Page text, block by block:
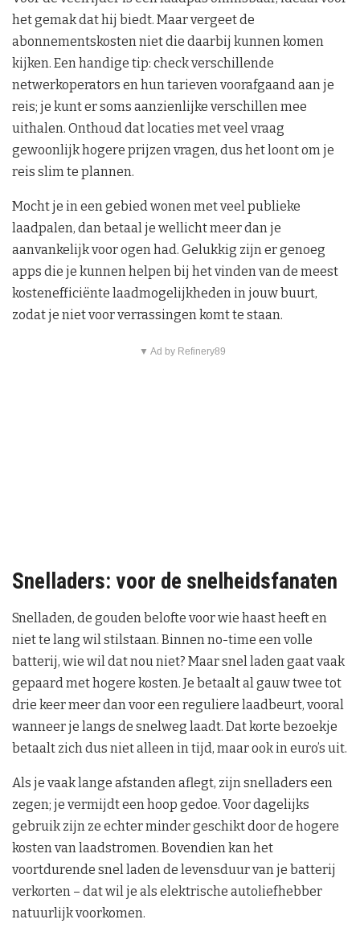
het gemak dat hij biedt. Maar vergeet de
abonnementskosten niet die daarbij kunnen komen
kijken. Een handige tip: check verschillende
netwerkoperators en hun tarieven voorafgaand aan je
reis; je kunt er soms aanzienlijke verschillen mee
uithalen. Onthoud dat locaties met veel vraag
gewoonlijk hogere prijzen vragen, dus het loont om je
reis slim te plannen.
Mocht je in een gebied wonen met veel publieke
laadpalen, dan betaal je wellicht meer dan je
aanvankelijk voor ogen had. Gelukkig zijn er genoeg
apps die je kunnen helpen bij het vinden van de meest
kostenefficiënte laadmogelijkheden in jouw buurt,
zodat je niet voor verrassingen komt te staan.
▼ Ad by Refinery89
Snelladers: voor de snelheidsfanaten
Snelladen, de gouden belofte voor wie haast heeft en
niet te lang wil stilstaan. Binnen no-time een volle
batterij, wie wil dat nou niet? Maar snel laden gaat vaak
gepaard met hogere kosten. Je betaalt al gauw twee tot
drie keer meer dan voor een reguliere laadbeurt, vooral
wanneer je langs de snelweg laadt. Dat korte bezoekje
betaalt zich dus niet alleen in tijd, maar ook in euro’s uit.
Als je vaak lange afstanden aflegt, zijn snelladers een
zegen; je vermijdt een hoop gedoe. Voor dagelijks
gebruik zijn ze echter minder geschikt door de hogere
kosten van laadstromen. Bovendien kan het
voortdurende snel laden de levensduur van je batterij
verkorten – dat wil je als elektrische autoliefhebber
natuurlijk voorkomen.